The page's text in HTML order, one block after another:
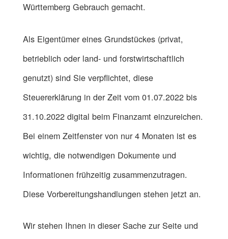
Württemberg Gebrauch gemacht.
Als Eigentümer eines Grundstückes (privat,
betrieblich oder land- und forstwirtschaftlich
genutzt) sind Sie verpflichtet, diese
Steuererklärung in der Zeit vom 01.07.2022 bis
31.10.2022 digital beim Finanzamt einzureichen.
Bei einem Zeitfenster von nur 4 Monaten ist es
wichtig, die notwendigen Dokumente und
Informationen frühzeitig zusammenzutragen.
Diese Vorbereitungshandlungen stehen jetzt an.
Wir stehen Ihnen in dieser Sache zur Seite und